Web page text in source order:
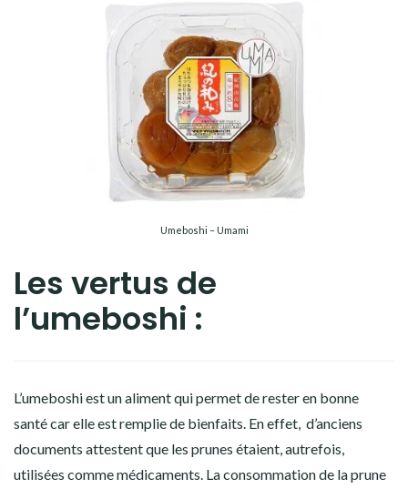
Umeboshi – Umami
Les vertus de
l’umeboshi :
L’umeboshi est un aliment qui permet de rester en bonne
santé car elle est remplie de bienfaits. En effet, d’anciens
documents attestent que les prunes étaient, autrefois,
utilisées comme médicaments. La consommation de la prune